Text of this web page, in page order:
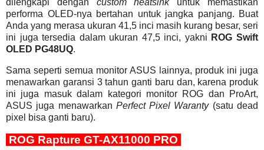
dilengkapi dengan custom heatsinkuntuk memastikan
performa OLED-nya bertahan untuk jangka panjang. Buat
Anda yang merasa ukuran 41,5 inci masih kurang besar, seri
ini juga tersedia dalam ukuran 47,5 inci, yakni ROG Swift
OLED PG48UQ.
Sama seperti semua monitor ASUS lainnya, produk ini juga
menawarkan garansi 3 tahun ganti baru dan, karena produk
ini juga masuk dalam kategori monitor ROG dan ProArt,
ASUS juga menawarkan Perfect Pixel Waranty(satu dead
pixel bisa ganti baru).
ROG Rapture GT-AX11000 PRO